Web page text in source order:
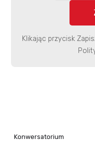
Klikając przycisk
Konwersatorium